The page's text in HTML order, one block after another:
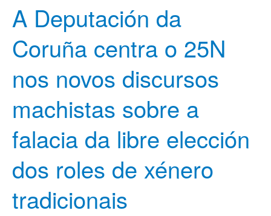
A Deputación da
Coruña centra o 25N
nos novos discursos
machistas sobre a
falacia da libre elección
dos roles de xénero
tradicionais